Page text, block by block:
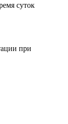
суток
при